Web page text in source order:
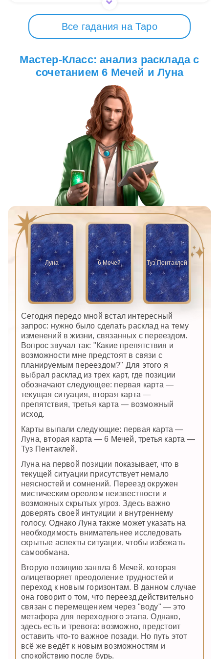
Все гадания на Таро
Мастер-Класс: анализ расклада с
сочетанием 6 Мечей и Луна
Луна 6 Мечей Туз Пентаклей
Сегодня передо мной встал интересный
запрос: нужно было сделать расклад на тему
изменений в жизни, связанных с переездом.
Вопрос звучал так: "Какие препятствия и
возможности мне предстоят в связи с
планируемым переездом?" Для этого я
выбрал расклад из трех карт, где позиции
обозначают следующее: первая карта —
текущая ситуация, вторая карта —
препятствия, третья карта — возможный
исход.
Карты выпали следующие: первая карта —
Луна, вторая карта — 6 Мечей, третья карта —
Туз Пентаклей.
Луна на первой позиции показывает, что в
текущей ситуации присутствует немало
неясностей и сомнений. Переезд окружен
мистическим ореолом неизвестности и
возможных скрытых угроз. Здесь важно
доверять своей интуиции и внутреннему
голосу. Однако Луна также может указать на
необходимость внимательнее исследовать
скрытые аспекты ситуации, чтобы избежать
самообмана.
Вторую позицию заняла 6 Мечей, которая
олицетворяет преодоление трудностей и
переход к новым горизонтам. В данном случае
она говорит о том, что переезд действительно
связан с перемещением через "воду" — это
метафора для переходного этапа. Однако,
здесь есть и тревога: возможно, предстоит
оставить что-то важное позади. Но путь этот
всё же ведёт к новым возможностям и
спокойствию после бурь.